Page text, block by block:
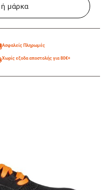
Ασφαλείς Πληρωμές
Χωρίς εξοδα αποστολής για 80€+